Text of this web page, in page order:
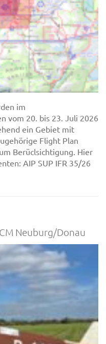
im
vom 20. bis 23. Juli 2026
ein Gebiet mit
Flight Plan
Berüclsichtigung. Hier
AIP SUP IFR 35/26
Neuburg/Donau